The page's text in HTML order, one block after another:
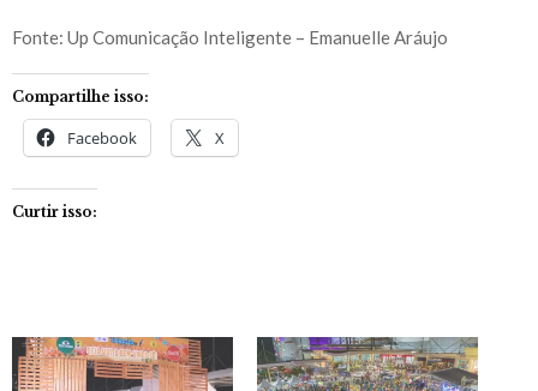
Fonte: Up Comunicação Inteligente – Emanuelle Aráujo
Compartilhe isso:
Facebook X
Curtir isso: